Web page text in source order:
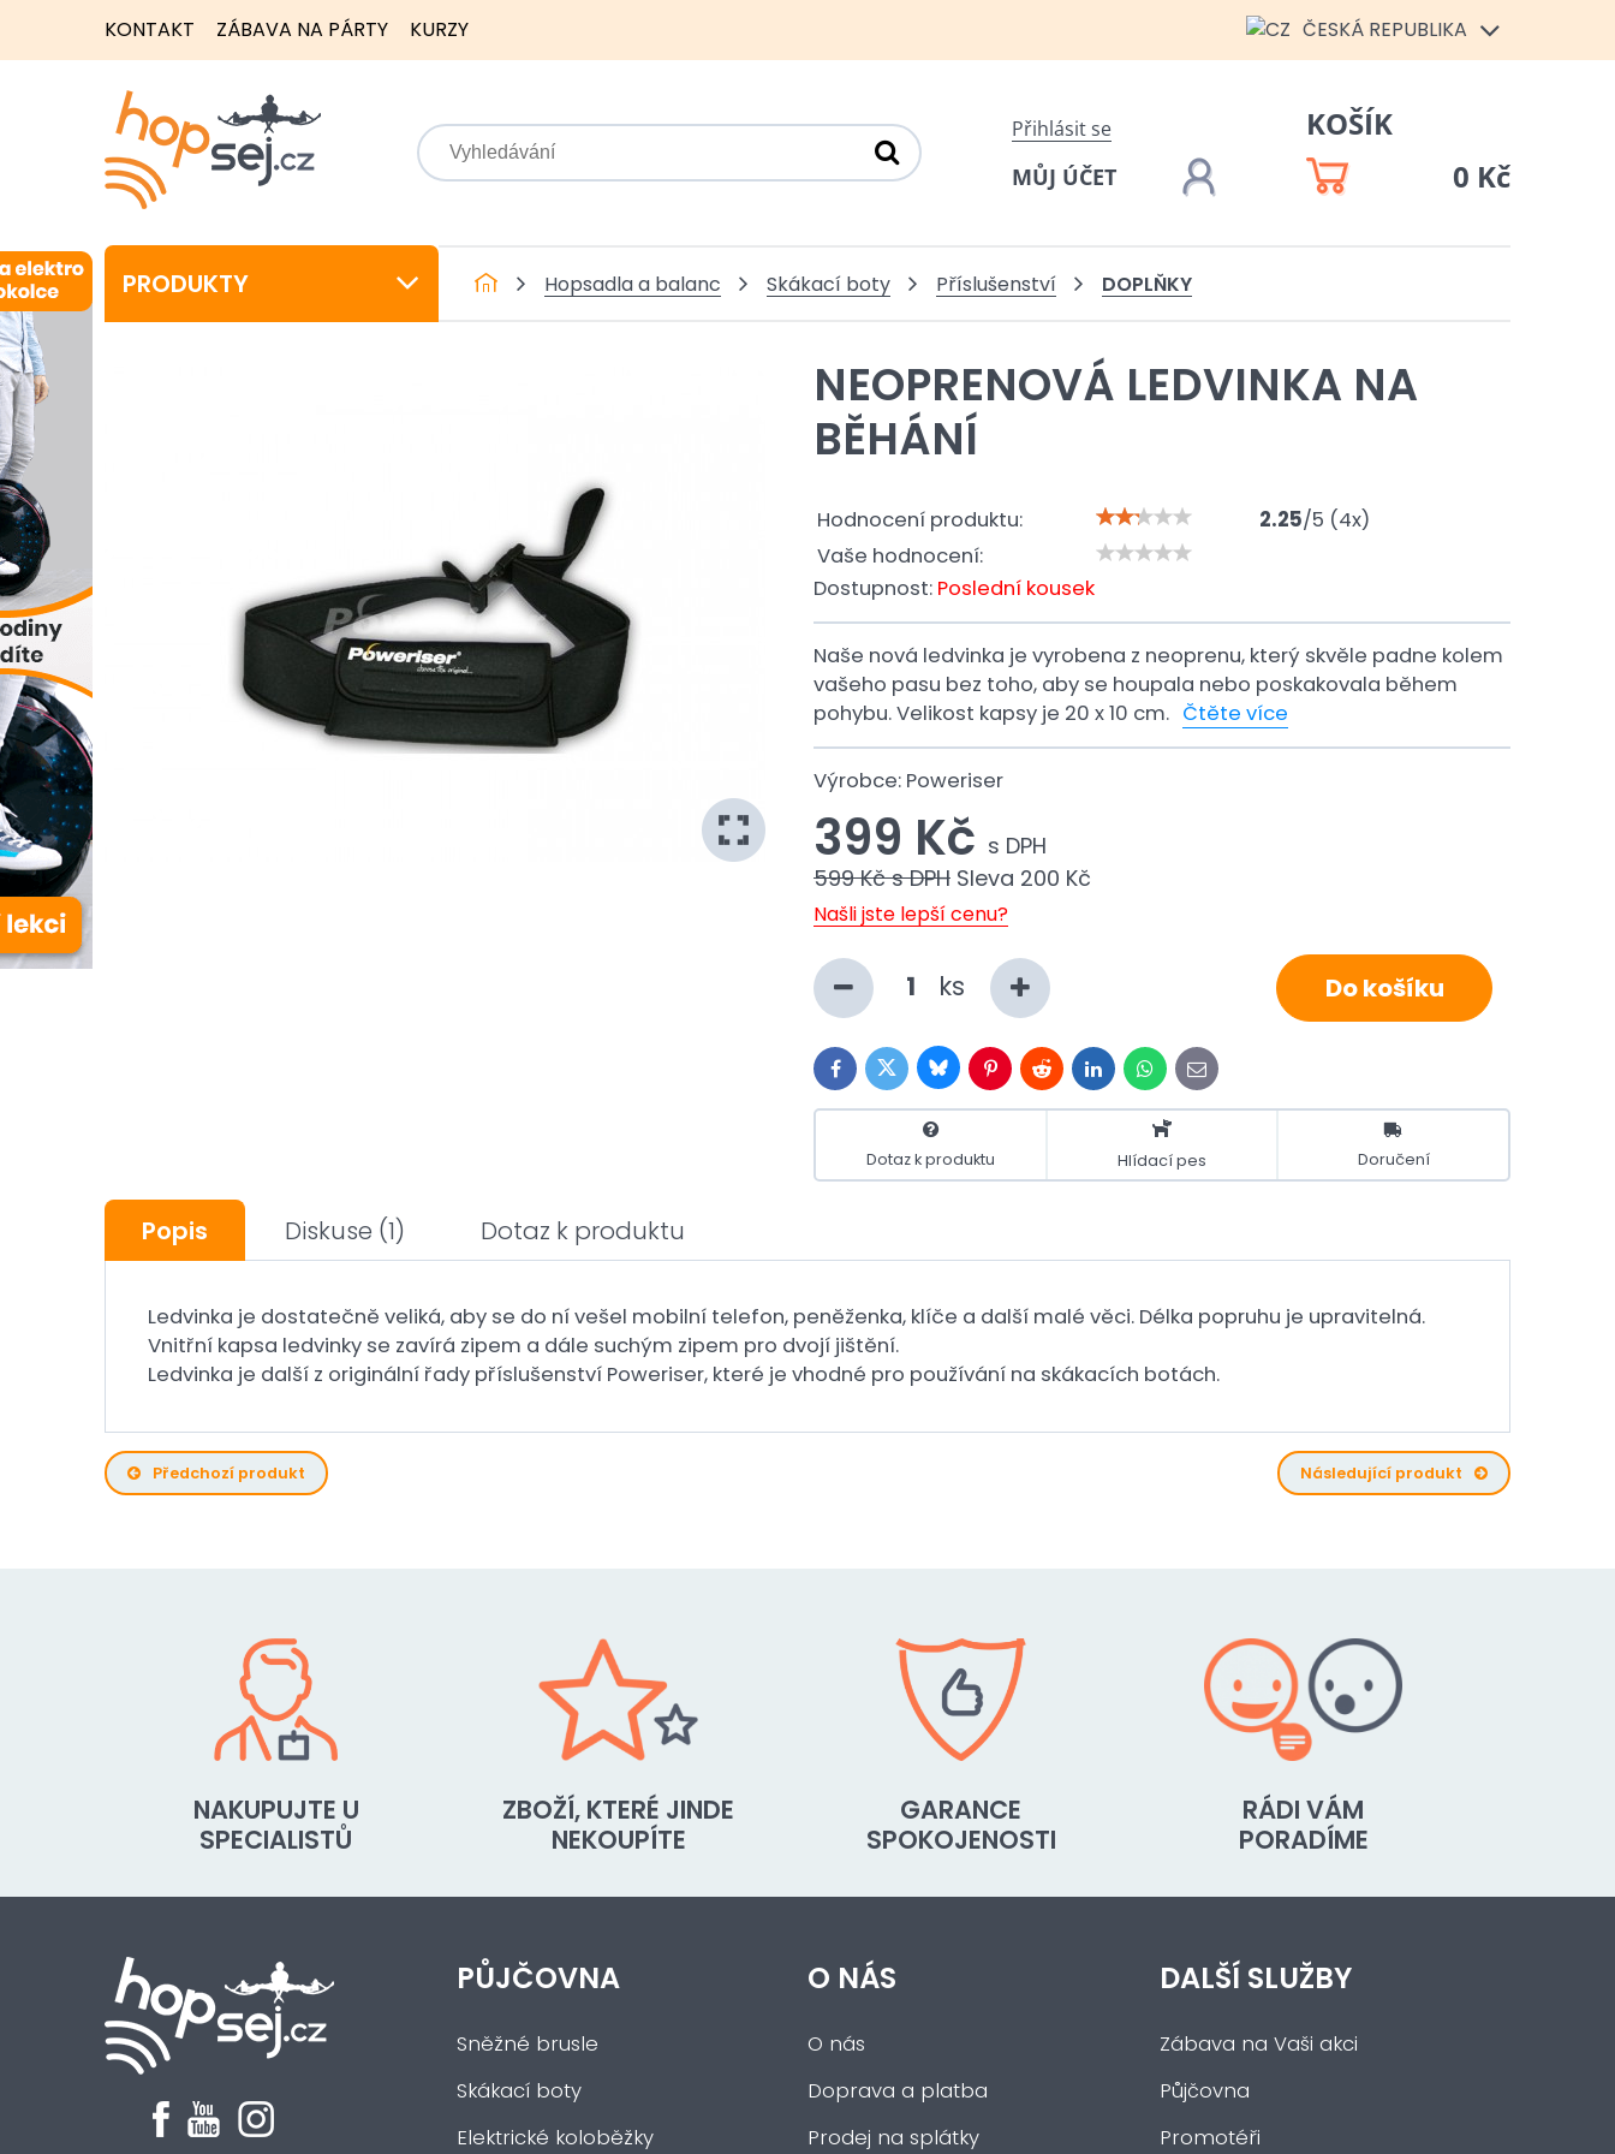
KONTAKT ZÁBAVA NA PÁRTY KURZY ČESKÁ REPUBLIKA
Přihlásit se
MŮJ ÚČET
KOŠÍK
0 Kč
PRODUKTY Hopsadla a balanc Skákací boty Příslušenství DOPLŇKY
NEOPRENOVÁ LEDVINKA NA
BĚHÁNÍ
Hodnocení produktu: 2.25/5 (4x)
Vaše hodnocení:
Dostupnost: Poslední kousek
Naše nová ledvinka je vyrobena z neoprenu, který skvěle padne kolem
vašeho pasu bez toho, aby se houpala nebo poskakovala během
pohybu. Velikost kapsy je 20 x 10 cm. Čtěte více
Výrobce: Poweriser
399 Kč s DPH
599 Kč s DPH Sleva 200 Kč
Našli jste lepší cenu?
ks Do košíku
FacebookTwitterBlueskyPinterestRedditLinkedInWhatsApp
E-
mail
Dotaz k produktu Hlídací pes Doručení
Popis Diskuse (1) Dotaz k produktu
Ledvinka je dostatečně veliká, aby se do ní vešel mobilní telefon, peněženka, klíče a další malé věci. Délka popruhu je upravitelná.
Vnitřní kapsa ledvinky se zavírá zipem a dále suchým zipem pro dvojí jištění.
Ledvinka je další z originální řady příslušenství Poweriser, které je vhodné pro používání na skákacích botách.
Předchozí produkt Následující produkt
NAKUPUJTE U
SPECIALISTŮ
ZBOŽÍ, KTERÉ JINDE
NEKOUPÍTE
GARANCE
SPOKOJENOSTI
RÁDI VÁM
PORADÍME
PŮJČOVNA
Sněžné brusle
Skákací boty
Elektrické koloběžky
O NÁS
O nás
Doprava a platba
Prodej na splátky
DALŠÍ SLUŽBY
Zábava na Vaši akci
Půjčovna
Promotéři